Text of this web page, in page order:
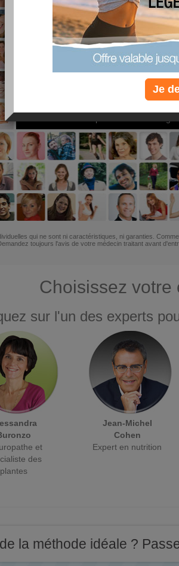
PLUS
EFFICACE
Non, je
qui ne sont ni caractéristiques, ni garanties.
toujours l'avis de votre médecin traitant avant
Choisissez votre
sur l'un des experts
et
des
plantes
Jean-Michel
Cohen
Expert en nutrition
la méthode idéale ?
Je